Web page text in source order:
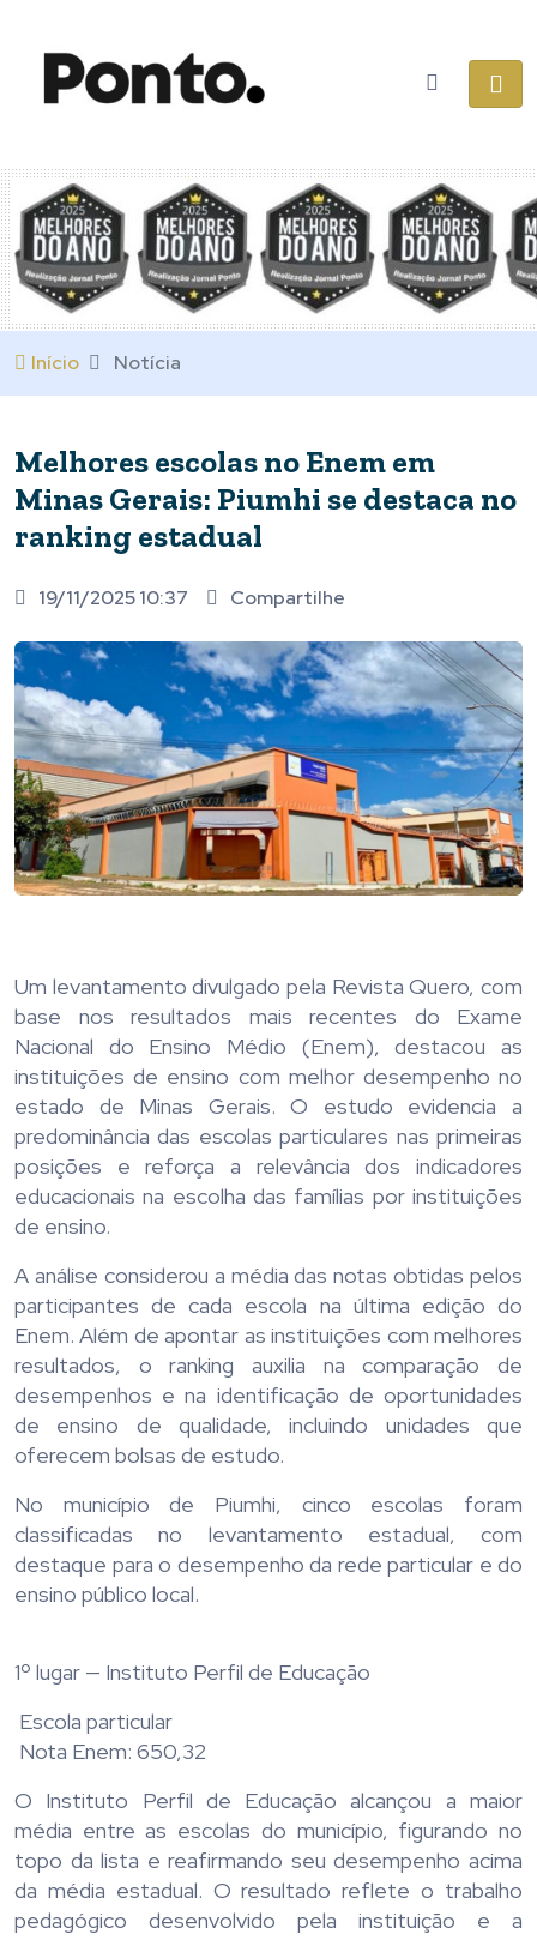
Início Notícia
Melhores escolas no Enem em
Minas Gerais: Piumhi se destaca no
ranking estadual
19/11/2025 10:37 Compartilhe
Um levantamento divulgado pela Revista Quero, com
base nos resultados mais recentes do Exame
Nacional do Ensino Médio (Enem), destacou as
instituições de ensino com melhor desempenho no
estado de Minas Gerais. O estudo evidencia a
predominância das escolas particulares nas primeiras
posições e reforça a relevância dos indicadores
educacionais na escolha das famílias por instituições
de ensino.
A análise considerou a média das notas obtidas pelos
participantes de cada escola na última edição do
Enem. Além de apontar as instituições com melhores
resultados, o ranking auxilia na comparação de
desempenhos e na identificação de oportunidades
de ensino de qualidade, incluindo unidades que
oferecem bolsas de estudo.
No município de Piumhi, cinco escolas foram
classificadas no levantamento estadual, com
destaque para o desempenho da rede particular e do
ensino público local.
1º lugar — Instituto Perfil de Educação
Escola particular
Nota Enem: 650,32
O Instituto Perfil de Educação alcançou a maior
média entre as escolas do município, figurando no
topo da lista e reafirmando seu desempenho acima
da média estadual. O resultado reflete o trabalho
pedagógico desenvolvido pela instituição e a